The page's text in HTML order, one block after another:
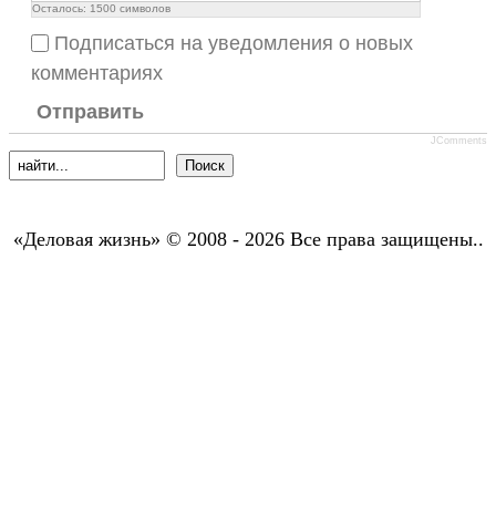
Осталось: 1500 символов
Подписаться на уведомления о новых
комментариях
Отправить
JComments
«Деловая жизнь» © 2008 - 2026 Все права защищены..